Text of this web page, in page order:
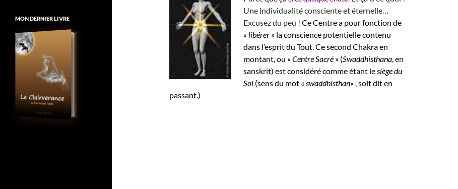
Une individualité consciente et éternelle…
Excusez du peu ! Ce Centre a pour fonction de
« libérer » la conscience potentielle contenu
dans l’esprit du Tout.Ce second Chakra en
montant, ou « Centre Sacré » (Swaddhisthana, en
sanskrit) est considéré comme étant lesiège du
Soi (sens du mot « swaddhisthan« , soit dit en
passant.)
MON DERNIER LIVRE